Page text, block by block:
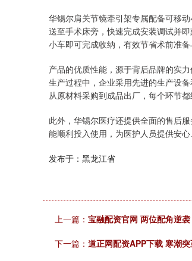
华锡尔肩关节镜牵引架专属配备可移
送至手术床旁，快速完成安装调试并
小车即可完成收纳，有效节省术前准备
产品的优质性能，源于背后品牌的实
生产过程中，企业采用先进的生产设
从原材料采购到成品出厂，每个环节
此外，华锡尔医疗还提供全面的售后
能顺利投入使用，为医护人员提供安心
发布于：黑龙江省
上一篇： 宝融配资官网 两位配角逆
下一篇： 道正网配资APP下载 寒潮